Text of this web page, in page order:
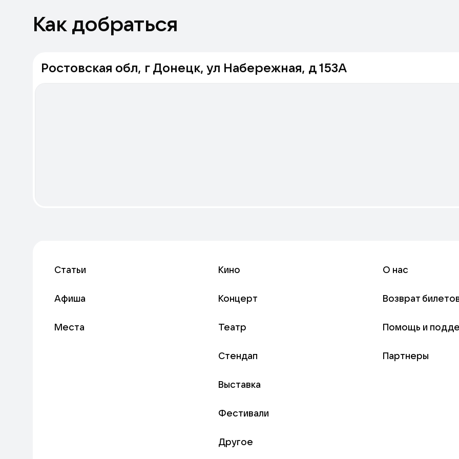
Как добраться
Ростовская обл, г Донецк, ул Набережная, д 153А
Статьи
Афиша
Места
Кино
Концерт
Театр
Стендап
Выставка
Фестивали
Другое
О нас
Возврат
Помощь и
Партнеры